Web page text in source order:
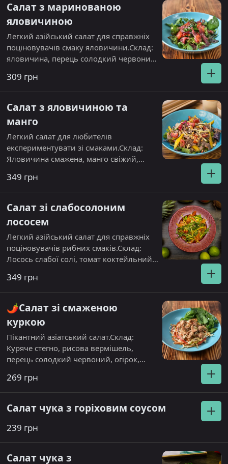
Салат з маринованою
яловичиною
Легкий азійський салат для справжніх
поціновувачів смаку яловичини.Склад:
яловичина, перець солодкий червоний,
синя, томат чері. Алергени: кунжут.
309 грн
Салат з яловичиною та
манго
Легкий салат для любителів
експериментувати зі смаками.Склад:
Яловичина смажена, манго свіжий,
морква, томати чері, лоло біондо,
рукола. Алергени: кунжут.
349 грн
Салат зі слабосолоним
лососем
Легкий азійський салат для справжніх
поціновувачів рибних смаків.Склад:
Лосось слабої солі, томат коктейльний,
салат лоло біондо. Посипається
кедровим горіхом.
349 грн
🌶️Салат зі смаженою
куркою
Пікантний азіатський салат.Склад:
Куряче стегно, рисова вермішель,
перець солодкий червоний, огірок,
269 грн
Салат чука з горіховим соусом
239 грн
Салат чука з